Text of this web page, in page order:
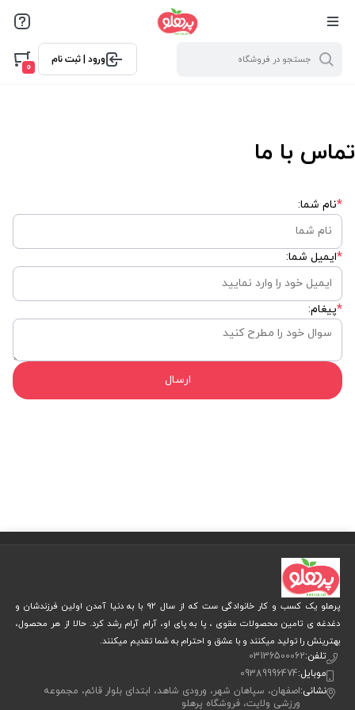
@media screen and (max-width: 500px) { .w-ch{bottom: 125px
!important; left:5px !important;} }
ورود | ثبت نام
0
تماس با ما
*نام شما:
*ایمیل شما:
*پیغام:
ارسال
پرهلو یک کسب و کار خانوادگی ست که از سال 92 با به دنیا آمدن اولین فرزندشان و
دغدغه ی تامین محصولات مقوی ، پا به پای او، آرام آرام رشد کرد. حالا از هر محصول،
بهترینش را تولید میکنند و با عشق و احترام به شما تقدیم میکنند.
تلفن:03136500062
موبایل:09389996474
نشانی:اصفهان، سپاهان شهر، ورودی شاهد، ابتدای بلوار قائم، مجموعه
ورزشی ولایت، فروشگاه پرهلو